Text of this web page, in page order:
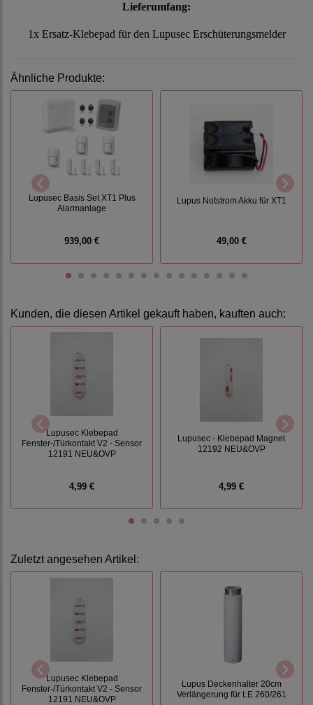
Lieferumfang:
1x Ersatz-Klebepad für den Lupusec Erschüterungsmelder
Ähnliche Produkte:
Lupusec Basis Set XT1 Plus
Alarmanlage
939,00 €
Lupus Notstrom Akku für XT1
49,00 €
Kunden, die diesen Artikel gekauft haben, kauften auch:
Lupusec Klebepad
Fenster-/Türkontakt V2 - Sensor
12191 NEU&OVP
4,99 €
Lupusec - Klebepad Magnet
12192 NEU&OVP
4,99 €
Zuletzt angesehen Artikel:
Lupusec Klebepad
Fenster-/Türkontakt V2 - Sensor
12191 NEU&OVP
Lupus Deckenhalter 20cm
Verlängerung für LE 260/261